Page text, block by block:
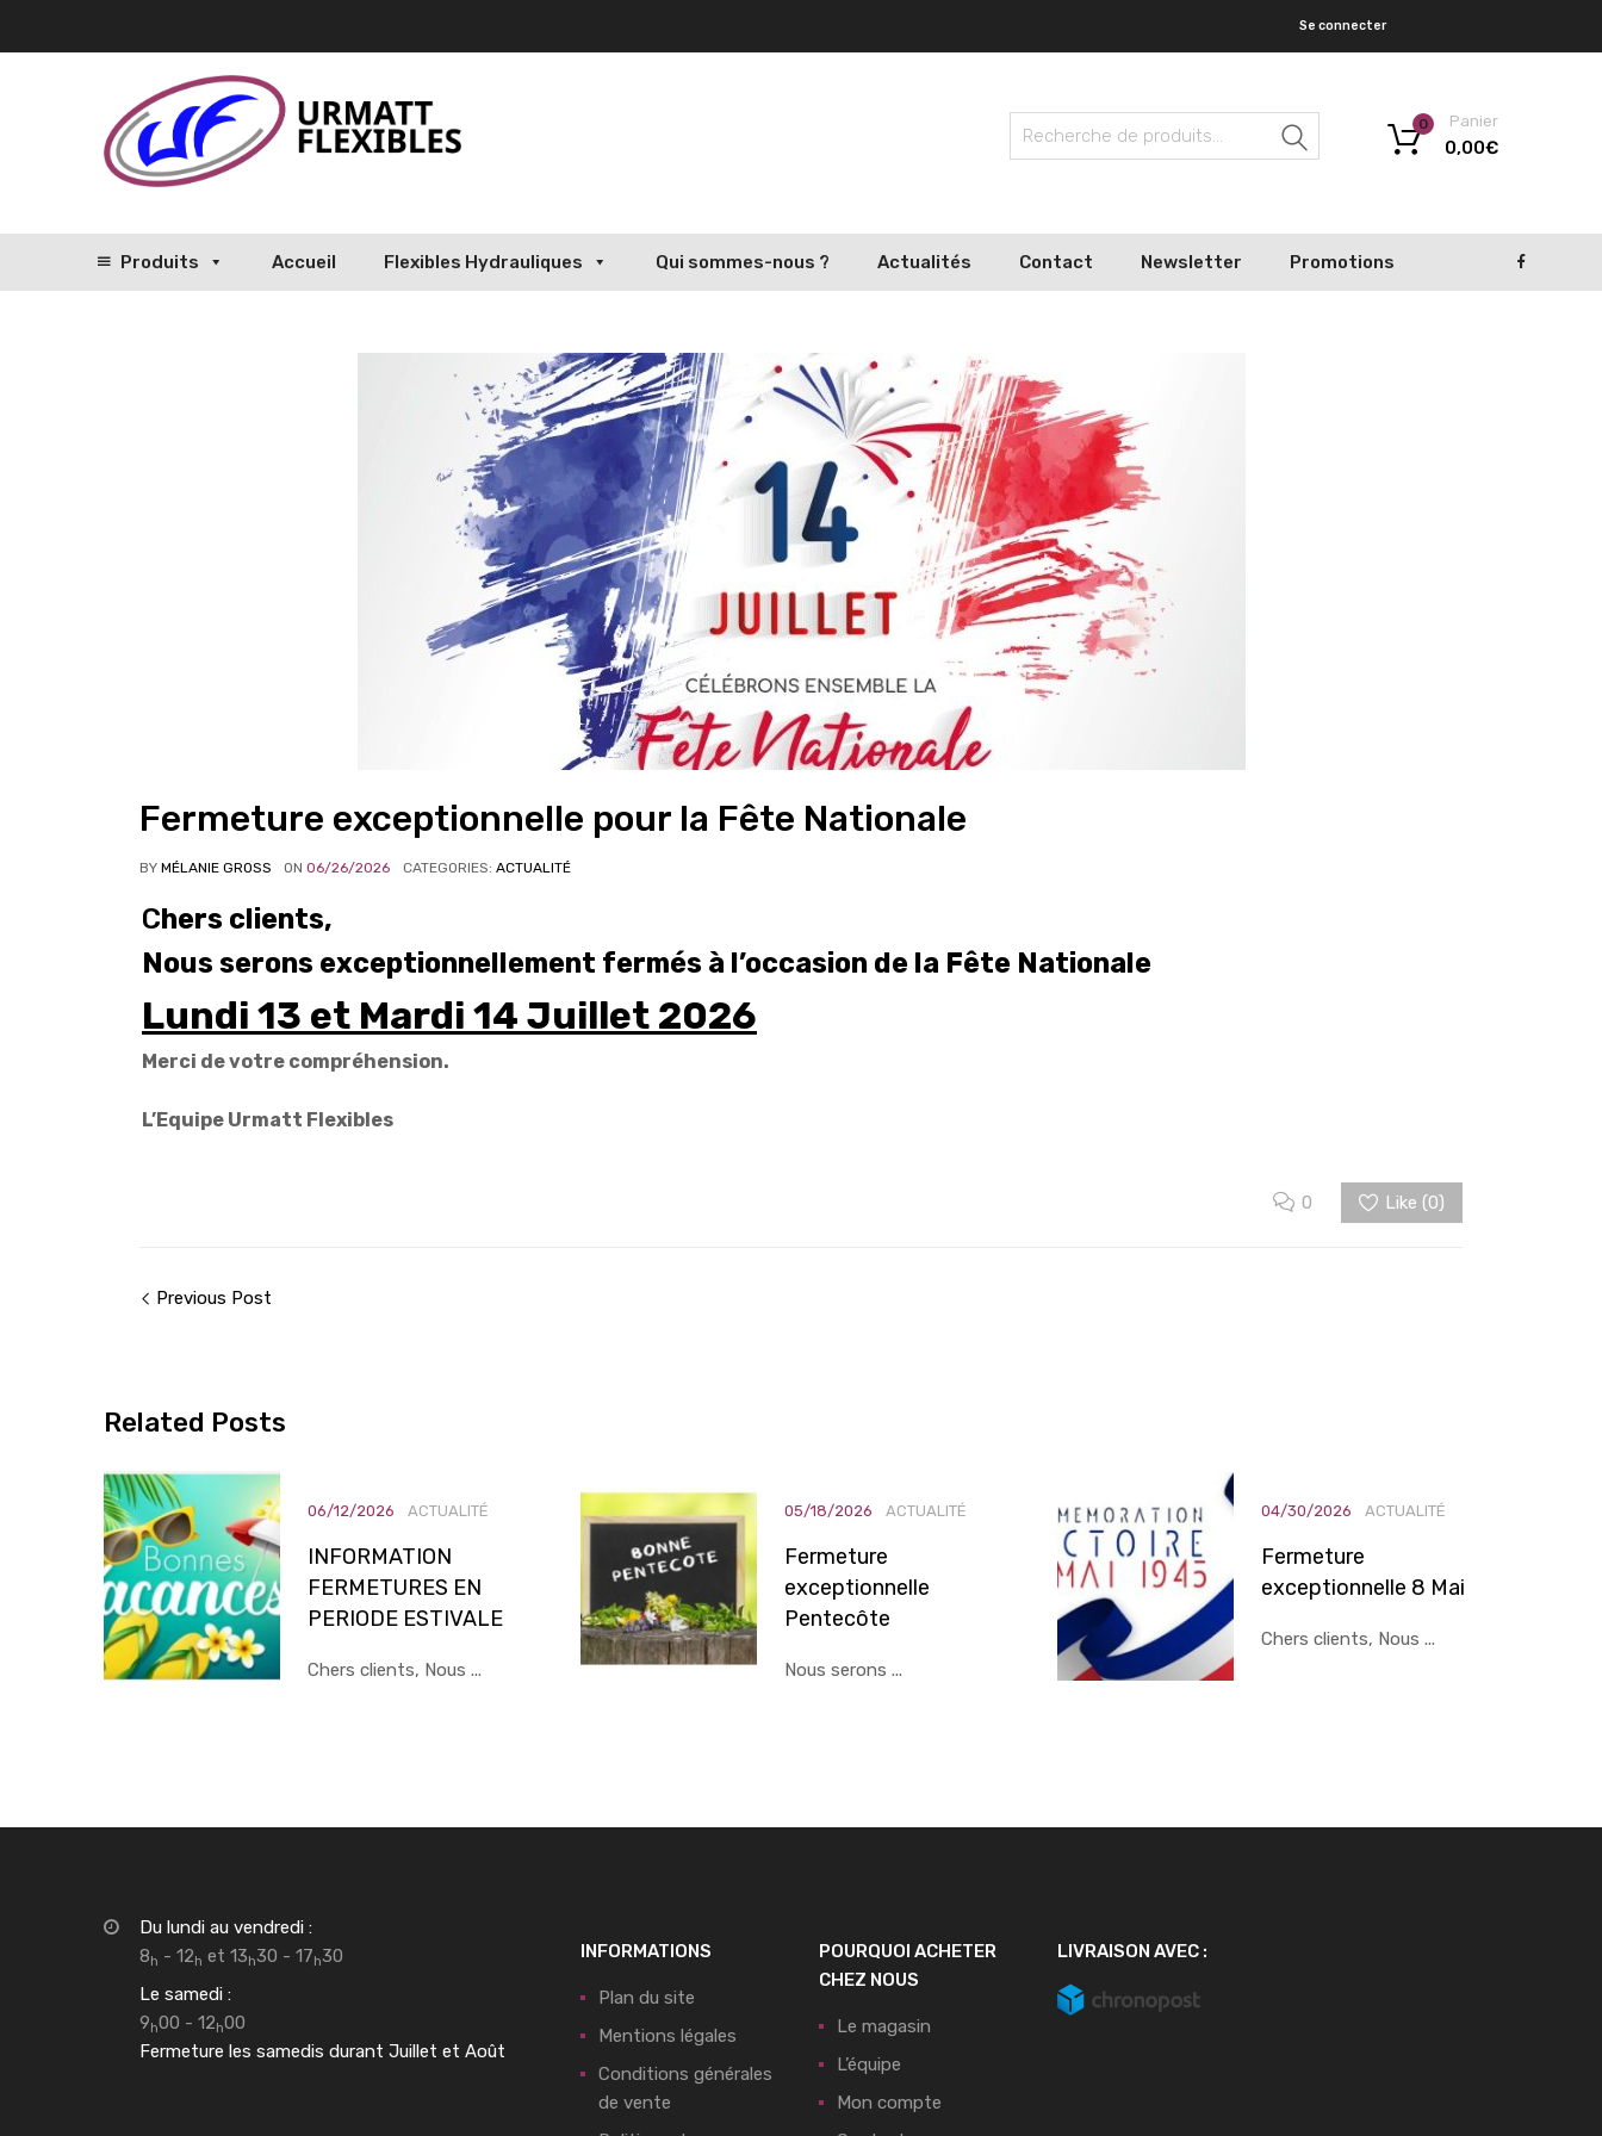
Se connecter
Recherche
Panier
0,00€
0
Produits Accueil Flexibles Hydrauliques Qui sommes-nous ? Actualités Contact Newsletter Promotions
Fermeture exceptionnelle pour la Fête Nationale
BY MÉLANIE GROSS ON 06/26/2026 CATEGORIES: ACTUALITÉ
Chers clients,
Nous serons exceptionnellement fermés à l’occasion de la Fête Nationale
Lundi 13 et Mardi 14 Juillet 2026
Merci de votre compréhension.
L’Equipe Urmatt Flexibles
0 Like (0)
Previous Post
Related Posts
06/12/2026 ACTUALITÉ
INFORMATION
FERMETURES EN
PERIODE ESTIVALE
Chers clients, Nous ...
05/18/2026 ACTUALITÉ
Fermeture
exceptionnelle
Pentecôte
Nous serons ...
04/30/2026 ACTUALITÉ
Fermeture
exceptionnelle 8 Mai
Chers clients, Nous ...
Du lundi au vendredi :
8h - 12h et 13h30 - 17h30
Le samedi :
9h00 - 12h00
Fermeture les samedis durant Juillet et Août
INFORMATIONS
Plan du site
Mentions légales
Conditions générales
de vente
POURQUOI ACHETER
CHEZ NOUS
Le magasin
L’équipe
Mon compte
LIVRAISON AVEC :